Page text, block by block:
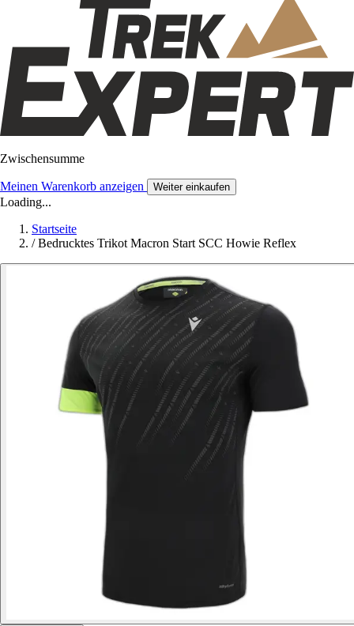
Zwischensumme
Meinen Warenkorb anzeigen Weiter einkaufen
Loading...
Startseite
/ Bedrucktes Trikot Macron Start SCC Howie Reflex